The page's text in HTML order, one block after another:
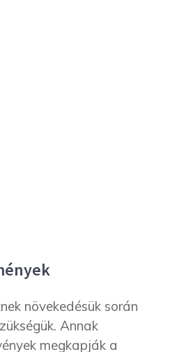
növekedésük során
Annak
megkapják a